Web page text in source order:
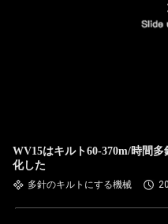
WV15はキルト60-370m/時間
化した
多針のキルトにする機械